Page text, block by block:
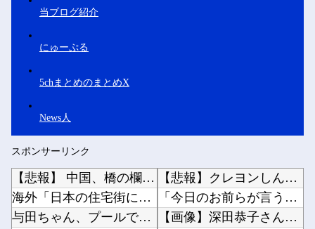
当ブログ紹介
にゅーぷる
5chまとめのまとめX
News人
スポンサーリンク
【悲報】 中国、橋の欄干が強風一発で粉々に 鉄筋ゼロ 当局「接着剤でくっつけただけ」「正常...
海外「日本の住宅街にこんなレ●プ魔が潜んでるとかマジかよ…さすがHENTAIの国…」
与田ちゃん、プールで泳いでる姿を公開！！！【元乃木坂46】
【悲報】クレヨンしんちゃんでエッッッしたいキャラ、満場一致で決まるｗｗｗｗｗｗｗｗｗｗ他
「今日のお前らが言うな大賞？」とメディア関係者の一般人への苦言にツッコミ殺到、被災地の避難...
【画像】深田恭子さん（43）の私服、とんでもなく可愛いと話題にwww他